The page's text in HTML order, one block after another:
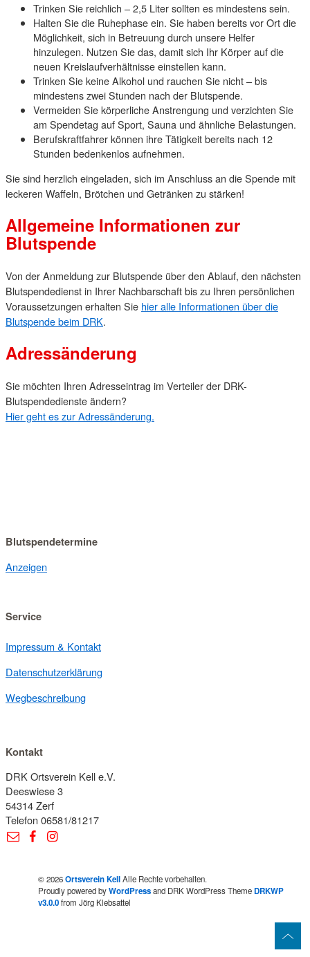
Trinken Sie reichlich – 2,5 Liter sollten es mindestens sein.
Halten Sie die Ruhephase ein. Sie haben bereits vor Ort die
Möglichkeit, sich in Betreuung durch unsere Helfer
hinzulegen. Nutzen Sie das, damit sich Ihr Körper auf die
neuen Kreislaufverhältnisse einstellen kann.
Trinken Sie keine Alkohol und rauchen Sie nicht – bis
mindestens zwei Stunden nach der Blutspende.
Vermeiden Sie körperliche Anstrengung und verzichten Sie
am Spendetag auf Sport, Sauna und ähnliche Belastungen.
Berufskraftfahrer können ihre Tätigkeit bereits nach 12
Stunden bedenkenlos aufnehmen.
Sie sind herzlich eingeladen, sich im Anschluss an die Spende mit
leckeren Waffeln, Brötchen und Getränken zu stärken!
Allgemeine Informationen zur
Blutspende
Von der Anmeldung zur Blutspende über den Ablauf, den nächsten
Blutspendedienst in Ihrer Nachbarschaft bis zu Ihren persönlichen
Voraussetzungen erhalten Sie hier alle Informationen über die
Blutspende beim DRK.
Adressänderung
Sie möchten Ihren Adresseintrag im Verteiler der DRK-
Blutspendedienste ändern?
Hier geht es zur Adressänderung.
Blutspendetermine
Anzeigen
Service
Impressum & Kontakt
Datenschutzerklärung
Wegbeschreibung
Kontakt
DRK Ortsverein Kell e.V.
Deeswiese 3
54314 Zerf
Telefon 06581/81217
© 2026Ortsverein KellAlle Rechte vorbehalten.
Proudly powered byWordPressand DRK WordPress ThemeDRKWP
v3.0.0from Jörg Klebsattel